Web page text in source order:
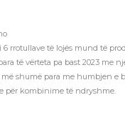
të lojës mund të
të vërteta pa bast 2023 me
shumë para me humbjen
për kombinime të ndryshme.